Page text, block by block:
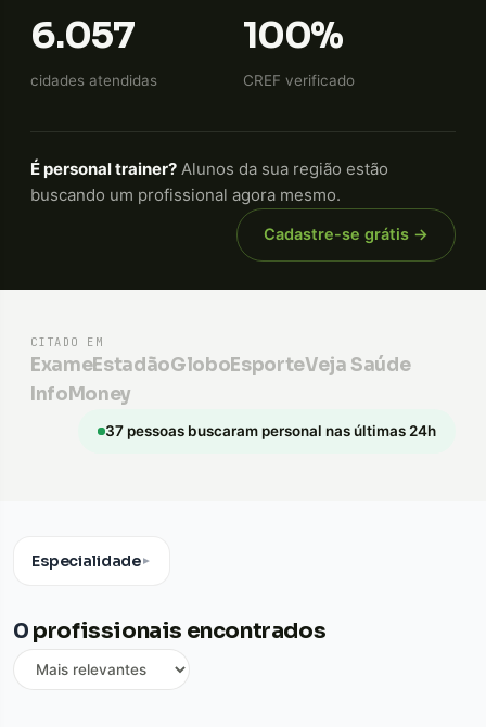
6.057
cidades atendidas
100%
CREF verificado
É personal trainer? Alunos da sua região estão
buscando um profissional agora mesmo.
Cadastre-se grátis →
CITADO EM
ExameEstadãoGloboEsporteVeja Saúde
InfoMoney
37 pessoas buscaram personal nas últimas 24h
Especialidade▼
0 profissionais encontrados